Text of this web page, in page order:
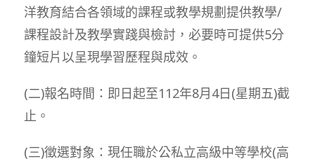
洋教育結合各領域的課程或教學規劃提供教學/
課程設計及教學實踐與檢討，必要時可提供5分
鐘短片以呈現學習歷程與成效。
(二)報名時間：即日起至112年8月4日(星期五)截
止。
(三)徵選對象：現任職於公私立高級中等學校(高